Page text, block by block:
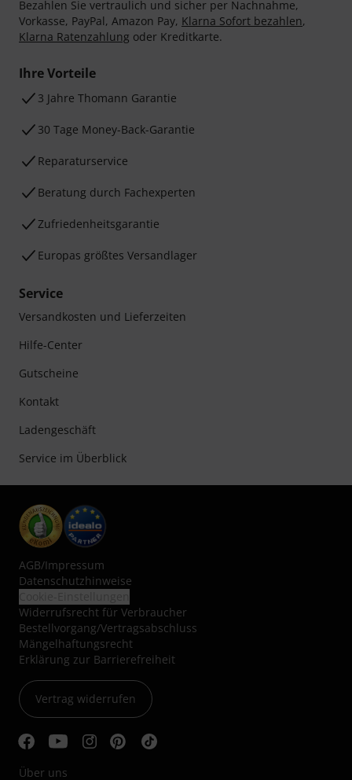
Bezahlen Sie vertraulich und sicher per Nachnahme,
Vorkasse, PayPal, Amazon Pay, Klarna Sofort bezahlen,
Klarna Ratenzahlung oder Kreditkarte.
Ihre Vorteile
3 Jahre Thomann Garantie
30 Tage Money-Back-Garantie
Reparaturservice
Beratung durch Fachexperten
Zufriedenheitsgarantie
Europas größtes Versandlager
Service
Versandkosten und Lieferzeiten
Hilfe-Center
Gutscheine
Kontakt
Ladengeschäft
Service im Überblick
AGB/Impressum
Datenschutzhinweise
Widerrufsrecht für Verbraucher
Bestellvorgang/Vertragsabschluss
Mängelhaftungsrecht
Erklärung zur Barrierefreiheit
Vertrag widerrufen
Über uns